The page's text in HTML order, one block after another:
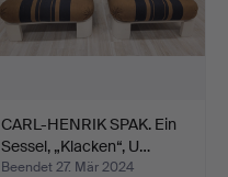
CARL-HENRIK SPAK. Ein
Sessel, „Klacken“, U…
Beendet 27. Mär 2024